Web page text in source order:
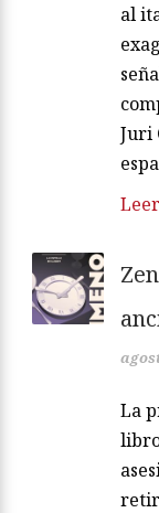
al
Juri
La